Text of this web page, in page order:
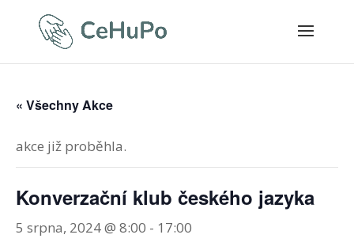
« Všechny Akce
akce již proběhla.
Konverzační klub českého jazyka
5 srpna, 2024 @ 8:00 - 17:00